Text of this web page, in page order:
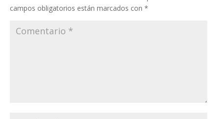
campos obligatorios están marcados con *